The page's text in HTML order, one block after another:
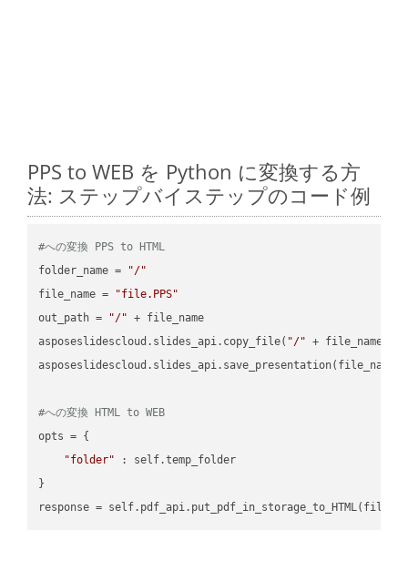
PPS to WEB を Python に変換する方
法: ステップバイステップのコード例
#への変換 PPS to HTML
folder_name =
"/"
file_name =
"file.PPS"
out_path =
"/" + file_name
asposeslidescloud.slides_api.copy_file( "/" + file_name,
#への変換 HTML to WEB
opts = {
"folder" : self.temp_folder
}